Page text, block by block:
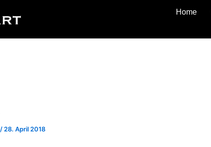
Home
/ 28. April 2018